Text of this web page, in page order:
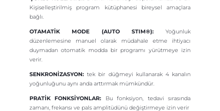
Kişiselleştirilmiş program kütüphanesi bireysel amaçlara
bağlı.
OTAMATİK MODE (AUTO STIM®):Yoğunluk
düzenlemesine manuel olarak müdahale etme ihtiyacı
duymadan otomatik modda bir programı yürütmeye izin
verir.
SENKRONİZASYON: tek bir düğmeyi kullanarak 4 kanalın
yoğunluğunu aynı anda arttırmak mümkündür.
PRATİK FONKSİYONLAR: Bu fonksiyon, tedavi sırasında
zamanı, frekansı ve pals amplitüdünü değiştirmeye izin verir